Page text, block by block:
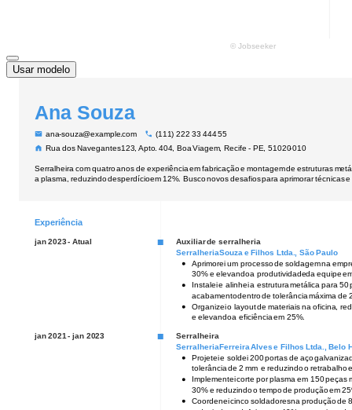
Usar modelo